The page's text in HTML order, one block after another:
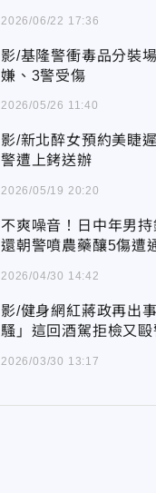
2026/06/22 17:36
影/基隆警衝毒品分裝
嫌、3警受傷
2026/05/26 11:40
影/新北醉女預約美睫
警遭上銬送辦
2026/05/19 20:20
不爽噪音！日中年男
還朝警噴農藥釀5傷遭
2026/04/30 14:42
影/健身網紅蔣政再出
騷」這回酒駕拒檢又毆
2026/03/30 13:17